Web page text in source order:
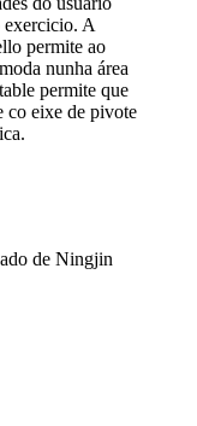
A
permite ao
nunha área
permite que
co eixe de pivote
de Ningjin